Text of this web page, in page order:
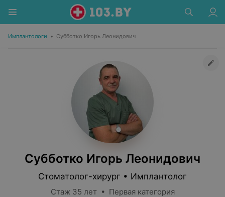
Имплантологи • Субботко Игорь Леонидович
Субботко Игорь Леонидович
Стоматолог-хирург • Имплантолог
Стаж 35 лет • Первая категория